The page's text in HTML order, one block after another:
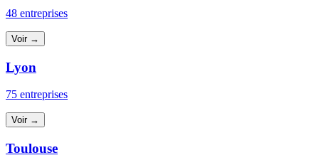
48 entreprises
Voir →
Lyon
75 entreprises
Voir →
Toulouse